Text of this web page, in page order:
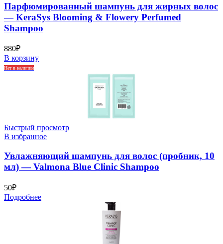
Парфюмированный шампунь для жирных волос
— KeraSys Blooming & Flowery Perfumed
Shampoo
880₽
В корзину
Нет в наличии
Быстрый просмотр
В избранное
Увлажняющий шампунь для волос (пробник, 10
мл) — Valmona Blue Clinic Shampoo
50₽
Подробнее